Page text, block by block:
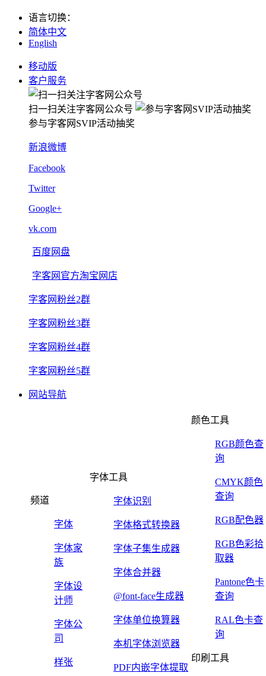
语言切换：
简体中文
English
移动版
客户服务
扫一扫关注字客网公众号
参与字客网SVIP活动抽奖
新浪微博
Facebook
Twitter
Google+
vk.com
百度网盘
字客网官方淘宝网店
字客网粉丝2群
字客网粉丝3群
字客网粉丝4群
字客网粉丝5群
网站导航
频道
字体
字体家
族
字体设
计师
字体公
司
样张
字体工具
字体识别
字体格式转换器
字体子集生成器
字体合并器
@font-face生成器
字体单位换算器
本机字体浏览器
PDF内嵌字体提取
颜色工具
RGB颜色查
询
CMYK颜色
查询
RGB配色器
RGB色彩拾
取器
Pantone色卡
查询
RAL色卡查
询
印刷工具